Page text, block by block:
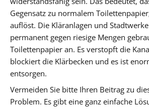
Gegensatz zu normalem
auflöst. Die Kläranlagen und
permanent gegen riesige Mengen
Toilettenpapier an. Es verstopft die
blockiert die Klärbecken und es ist
entsorgen.
Vermeiden Sie bitte Ihren Beitrag zu
Problem. Es gibt eine ganz einfache